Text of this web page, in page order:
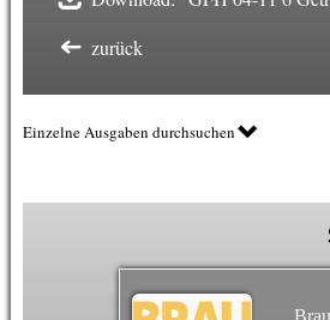
zurück
Einzelne Ausgaben durchsuchen